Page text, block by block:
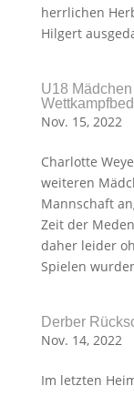
herrlichen
Hilgert
U18
Nov. 15, 2022
Charlotte
weiteren
Mannschaft
Zeit der
daher leider
Spielen
Derber
Nov. 14, 2022
Im letzten